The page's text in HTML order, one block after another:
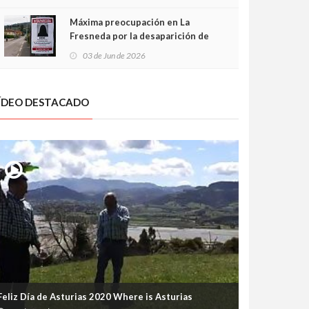
Máxima preocupación en La
Fresneda por la desaparición de
03 de Jun de 2026
DESTACADO
Día de Asturias 2020 Where is Asturias